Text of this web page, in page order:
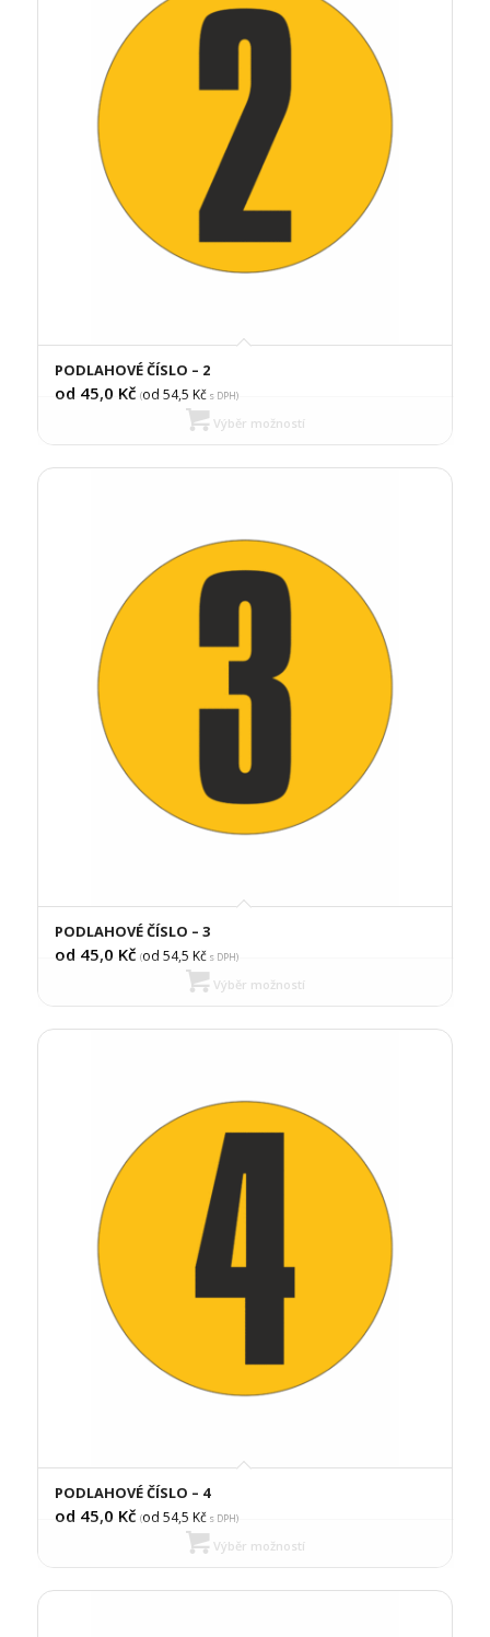
PODLAHOVÉ ČÍSLO – 2
od 45,0 Kč (od 54,5 Kčs DPH)
Výběr možností
PODLAHOVÉ ČÍSLO – 3
od 45,0 Kč (od 54,5 Kčs DPH)
Výběr možností
PODLAHOVÉ ČÍSLO – 4
od 45,0 Kč (od 54,5 Kčs DPH)
Výběr možností